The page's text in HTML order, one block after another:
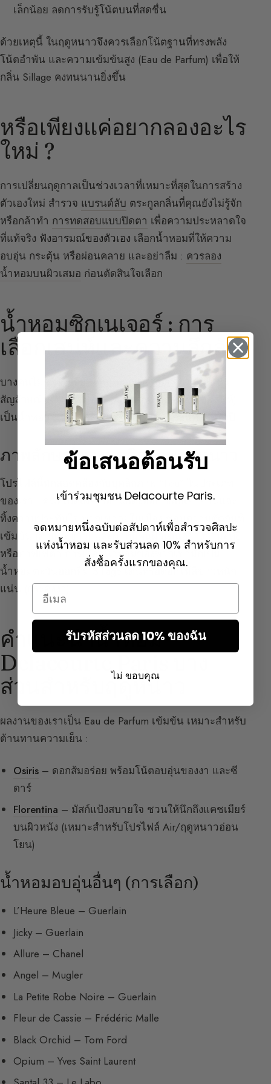
เล็กน้อย ลดการรับรู้โน้ตบนที่สดชื่น
ด้วยเหตุนี้ ในฤดูหนาวจึงควรเลือกโน้ตฐานที่ทรงพลัง
โน้ตอำพัน และความเข้มข้นสูง (Eau de Parfum) เพื่อให้
กลิ่น Sillage คงทนนานยิ่งขึ้น
หรือเพียงแค่อยากลองอะไร
ใหม่ ?
การเปลี่ยนฤดูกาลเป็นช่วงเวลาที่เหมาะที่สุดในการสร้าง
ตัวเองใหม่ สำรวจ แบรนด์ลับ ตระกูลกลิ่นที่คุณยังไม่รู้จัก
หรือกล้าทำ การทดสอบแบบปิดตา เพื่อความประหลาดใจ
ที่แท้จริง ฟังอารมณ์ของตัวเอง เลือกน้ำหอมที่ให้ความ
อบอุ่น กระตุ้น หรือผ่อนคลาย และอย่าลืม : ควรลอง
น้ำหอมบนผิวเสมอ ก่อนตัดสินใจเลือก
น้ำหอมซิกเนเจอร์ : การ
เลือกเสน่ห์และความลึกลับ
บางคนไม่ชอบเปลี่ยนกลิ่น พวกเขาเลือกน้ำหอมที่เป็น
สัญลักษณ์ของฤดูหนาว (บุคลิกภาพที่มีลายเซ็น มีเสน่ห์)
เป็นน้ำหอมซิกเนเจอร์ที่นิยามเอกลักษณ์กลิ่นตลอดทั้งปี
ภาพลักษณ์ของบุคลิกภาพฤดูหนาว
โปรไฟล์นี้มักสอดคล้องกับบุคลิกภาพ “Feu” ในประเภท
ของเรา : คนที่เปิดเผย ชอบแสดงออก ชอบเย้ายวนและ
ทิ้งความประทับใจ พวกเขาอยู่ในเมือง ชอบความตัดกันที่
เข้มข้น (ดำและขาว) และผ้าที่มีพื้นผิวเด่นอย่างกำมะหยี่
หรือทาฟเฟต้า การเลือกน้ำหอมของพวกเขามักเป็น
น้ำหอมตะวันออกที่มี Sillage เด่นหรือดอกไม้สีขาวหนัก
แน่น (กระดังงา)
คำแนะนำน้ำหอม
Delacourte Paris บาง
ส่วนสำหรับฤดูหนาว
ผลงานของเราเป็น Eau de Parfum เข้มข้น เหมาะสำหรับ
ต้านทานความเย็น :
Osiris – ดอกส้มอร่อย พร้อมโน้ตอบอุ่นของงา และซี
ดาร์
Florentina – มัสก์แป้งสบายใจ ชวนให้นึกถึงแคชเมียร์
บนผิวหนัง (เหมาะสำหรับโปรไฟล์ Air/ฤดูหนาวอ่อน
โยน)
น้ำหอมอบอุ่นอื่นๆ (การเลือก)
L’Heure Bleue – Guerlain
Jicky – Guerlain
Allure – Chanel
Angel – Mugler
La Petite Robe Noire – Guerlain
Fleur de Cassie – Frédéric Malle
Black Orchid – Tom Ford
Opium – Yves Saint Laurent
ข้อเสนอต้อนรับ
เข้าร่วมชุมชน Delacourte Paris.
จดหมายหนึ่งฉบับต่อสัปดาห์เพื่อสำรวจศิลปะ
แห่งน้ำหอม และรับส่วนลด 10% สำหรับการ
สั่งซื้อครั้งแรกของคุณ.
Email
รับรหัสส่วนลด 10% ของฉัน
ไม่ ขอบคุณ